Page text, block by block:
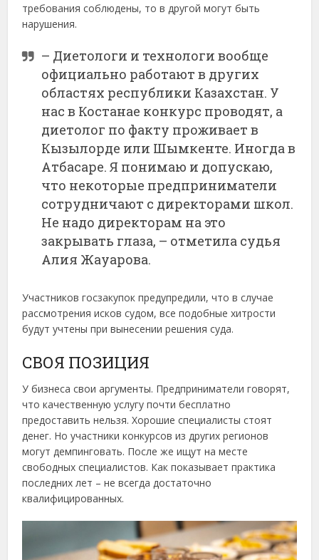
требования соблюдены, то в другой могут быть
нарушения.
– Диетологи и технологи вообще
официально работают в других
областях республики Казахстан. У
нас в Костанае конкурс проводят, а
диетолог по факту проживает в
Кызылорде или Шымкенте. Иногда в
Атбасаре. Я понимаю и допускаю,
что некоторые предприниматели
сотрудничают с директорами школ.
Не надо директорам на это
закрывать глаза, – отметила судья
Алия Жауарова.
Участников госзакупок предупредили, что в случае
рассмотрения исков судом, все подобные хитрости
будут учтены при вынесении решения суда.
СВОЯ ПОЗИЦИЯ
У бизнеса свои аргументы. Предприниматели говорят,
что качественную услугу почти бесплатно
предоставить нельзя. Хорошие специалисты стоят
денег. Но участники конкурсов из других регионов
могут демпинговать. После же ищут на месте
свободных специалистов. Как показывает практика
последних лет – не всегда достаточно
квалифицированных.